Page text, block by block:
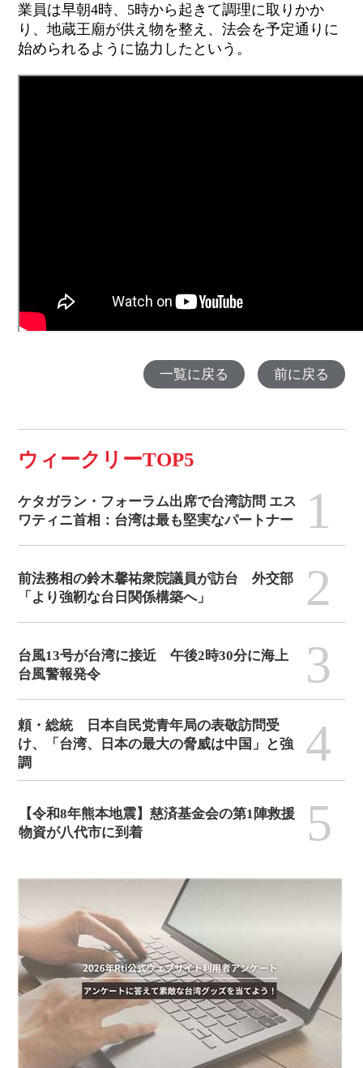
業員は早朝4時、5時から起きて調理に取りかか
り、地蔵王廟が供え物を整え、法会を予定通りに
始められるように協力したという。
一覧に戻る 前に戻る
ウィークリーTOP5
ケタガラン・フォーラム出席で台湾訪問 エス
ワティニ首相：台湾は最も堅実なパートナー
1
前法務相の鈴木馨祐衆院議員が訪台 外交部
「より強靭な台日関係構築へ」
2
台風13号が台湾に接近 午後2時30分に海上
台風警報発令
3
頼・総統 日本自民党青年局の表敬訪問受
け、「台湾、日本の最大の脅威は中国」と強
調
4
【令和8年熊本地震】慈済基金会の第1陣救援
物資が八代市に到着
5